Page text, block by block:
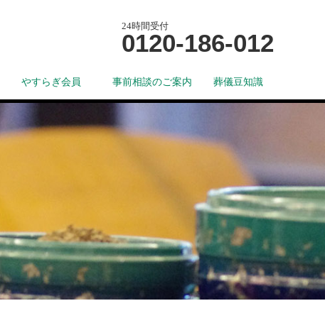
24時間受付
0120-186-012
やすらぎ会員 事前相談のご案内 葬儀豆知識